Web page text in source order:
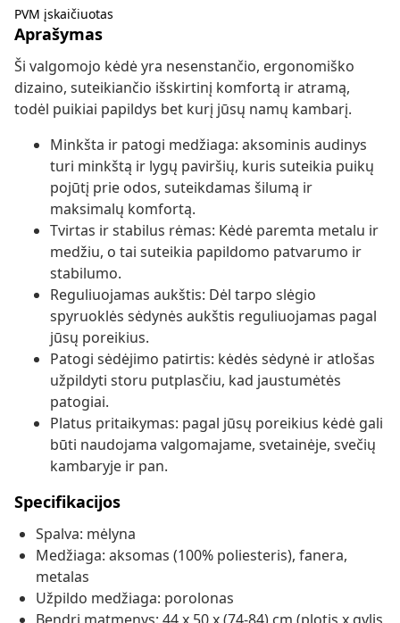
PVM įskaičiuotas
Aprašymas
Ši valgomojo kėdė yra nesenstančio, ergonomiško
dizaino, suteikiančio išskirtinį komfortą ir atramą,
todėl puikiai papildys bet kurį jūsų namų kambarį.
Minkšta ir patogi medžiaga: aksominis audinys
turi minkštą ir lygų paviršių, kuris suteikia puikų
pojūtį prie odos, suteikdamas šilumą ir
maksimalų komfortą.
Tvirtas ir stabilus rėmas: Kėdė paremta metalu ir
medžiu, o tai suteikia papildomo patvarumo ir
stabilumo.
Reguliuojamas aukštis: Dėl tarpo slėgio
spyruoklės sėdynės aukštis reguliuojamas pagal
jūsų poreikius.
Patogi sėdėjimo patirtis: kėdės sėdynė ir atlošas
užpildyti storu putplasčiu, kad jaustumėtės
patogiai.
Platus pritaikymas: pagal jūsų poreikius kėdė gali
būti naudojama valgomajame, svetainėje, svečių
kambaryje ir pan.
Specifikacijos
Spalva: mėlyna
Medžiaga: aksomas (100% poliesteris), fanera,
metalas
Užpildo medžiaga: porolonas